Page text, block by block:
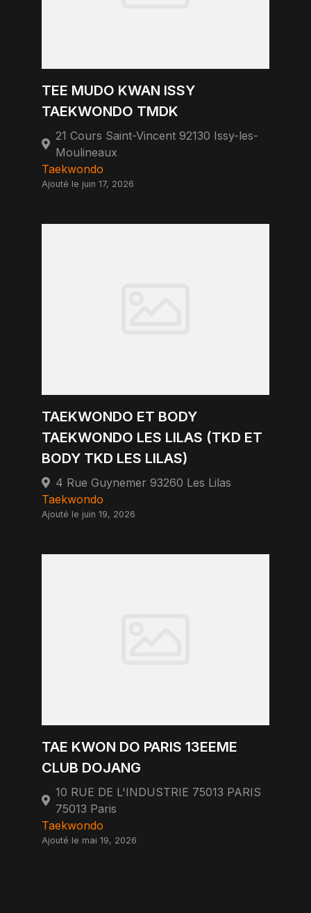
TEE MUDO KWAN ISSY
TAEKWONDO TMDK
21 Cours Saint-Vincent 92130 Issy-les-
Moulineaux
Taekwondo
Ajouté le juin 17, 2026
TAEKWONDO ET BODY
TAEKWONDO LES LILAS (TKD ET
BODY TKD LES LILAS)
4 Rue Guynemer 93260 Les Lilas
Taekwondo
Ajouté le juin 19, 2026
TAE KWON DO PARIS 13EEME
CLUB DOJANG
10 RUE DE L'INDUSTRIE 75013 PARIS
75013 Paris
Taekwondo
Ajouté le mai 19, 2026